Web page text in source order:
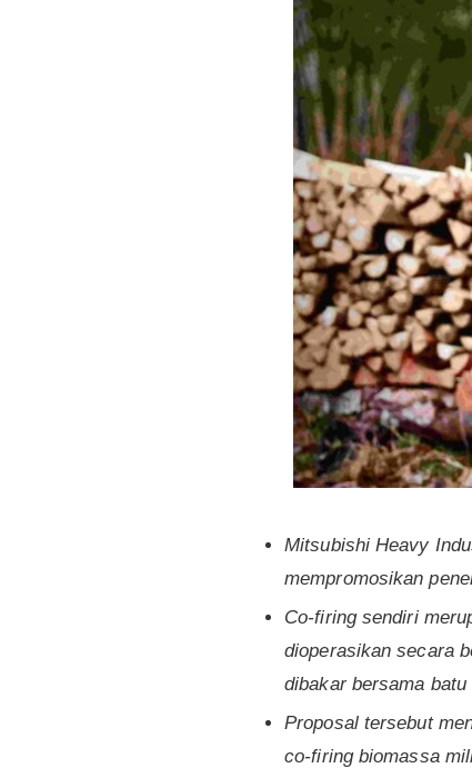
Mitsubishi Heavy
mempromosikan
Co-firing sendiri
dioperasikan secara
dibakar bersama
Proposal tersebut
co-firing biomassa